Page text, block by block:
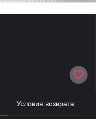
Условия возврата